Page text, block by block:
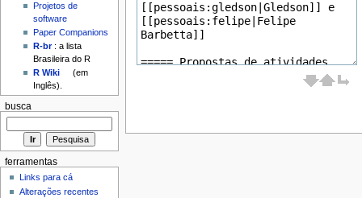
Projetos de
software
Paper Companions
R-br: a lista
Brasileira do R
R Wiki
(em
Inglês).
busca
ferramentas
Links para cá
Alterações recentes